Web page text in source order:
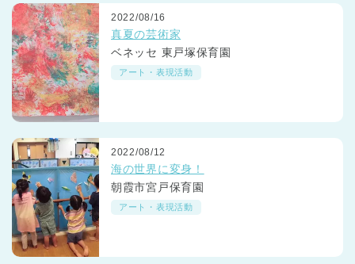
2022/08/16
真夏の芸術家
ベネッセ 東戸塚保育園
アート・表現活動
2022/08/12
海の世界に変身！
朝霞市宮戸保育園
アート・表現活動